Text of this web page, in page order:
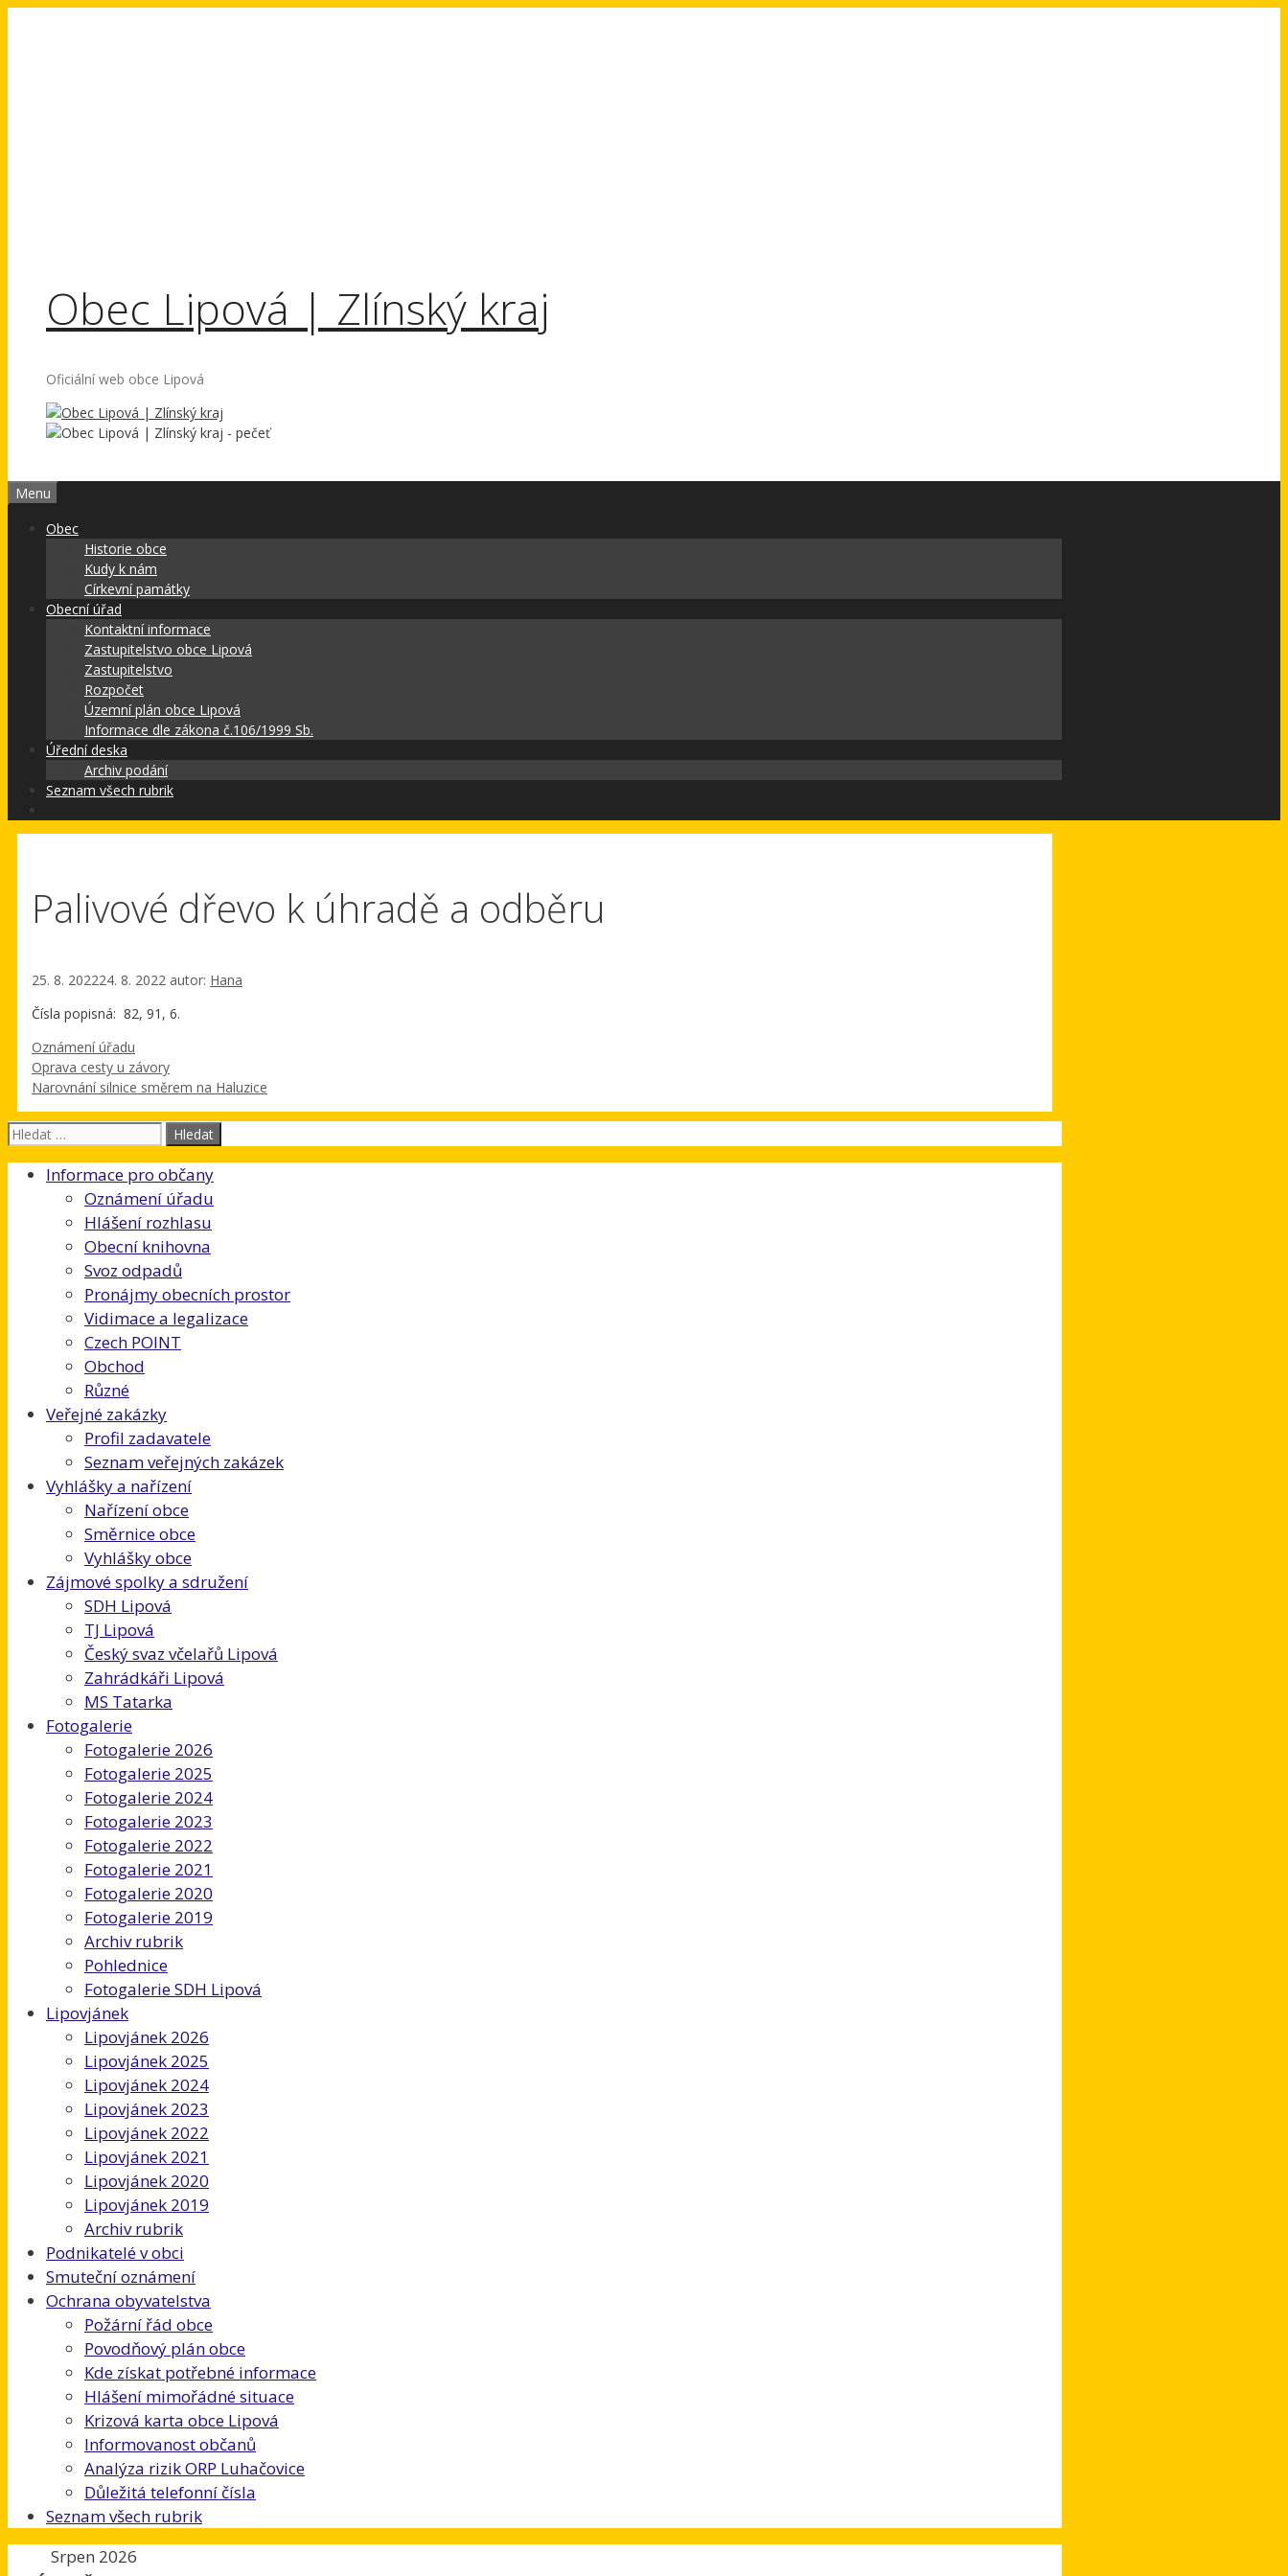
Obec Lipová | Zlínský kraj
Oficiální web obce Lipová
Menu
Obec
Historie obce
Kudy k nám
Církevní památky
Obecní úřad
Kontaktní informace
Zastupitelstvo obce Lipová
Zastupitelstvo
Rozpočet
Územní plán obce Lipová
Informace dle zákona č.106/1999 Sb.
Úřední deska
Archiv podání
Seznam všech rubrik
Palivové dřevo k úhradě a odběru
25. 8. 202224. 8. 2022 autor: Hana
Čísla popisná: 82, 91, 6.
Rubriky
Oznámení úřadu
Oprava cesty u závory
Narovnání silnice směrem na Haluzice
Hledat:
Informace pro občany
Oznámení úřadu
Hlášení rozhlasu
Obecní knihovna
Svoz odpadů
Pronájmy obecních prostor
Vidimace a legalizace
Czech POINT
Obchod
Různé
Veřejné zakázky
Profil zadavatele
Seznam veřejných zakázek
Vyhlášky a nařízení
Nařízení obce
Směrnice obce
Vyhlášky obce
Zájmové spolky a sdružení
SDH Lipová
TJ Lipová
Český svaz včelařů Lipová
Zahrádkáři Lipová
MS Tatarka
Fotogalerie
Fotogalerie 2026
Fotogalerie 2025
Fotogalerie 2024
Fotogalerie 2023
Fotogalerie 2022
Fotogalerie 2021
Fotogalerie 2020
Fotogalerie 2019
Archiv rubrik
Pohlednice
Fotogalerie SDH Lipová
Lipovjánek
Lipovjánek 2026
Lipovjánek 2025
Lipovjánek 2024
Lipovjánek 2023
Lipovjánek 2022
Lipovjánek 2021
Lipovjánek 2020
Lipovjánek 2019
Archiv rubrik
Podnikatelé v obci
Smuteční oznámení
Ochrana obyvatelstva
Požární řád obce
Povodňový plán obce
Kde získat potřebné informace
Hlášení mimořádné situace
Krizová karta obce Lipová
Informovanost občanů
Analýza rizik ORP Luhačovice
Důležitá telefonní čísla
Seznam všech rubrik
Srpen 2026